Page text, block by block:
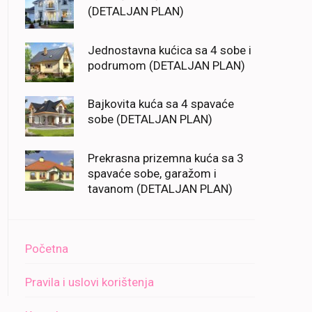
(DETALJAN PLAN)
Jednostavna kućica sa 4 sobe i
podrumom (DETALJAN PLAN)
Bajkovita kuća sa 4 spavaće
sobe (DETALJAN PLAN)
Prekrasna prizemna kuća sa 3
spavaće sobe, garažom i
tavanom (DETALJAN PLAN)
Početna
Pravila i uslovi korištenja